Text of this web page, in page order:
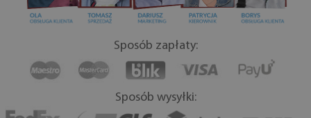
Sposób zapłaty:
Sposób wysyłki: